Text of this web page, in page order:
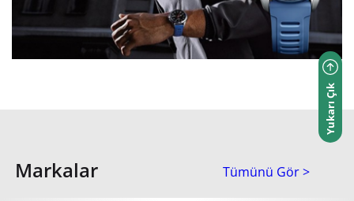
Markalar Tümünü Gör >
Yukarı Çık